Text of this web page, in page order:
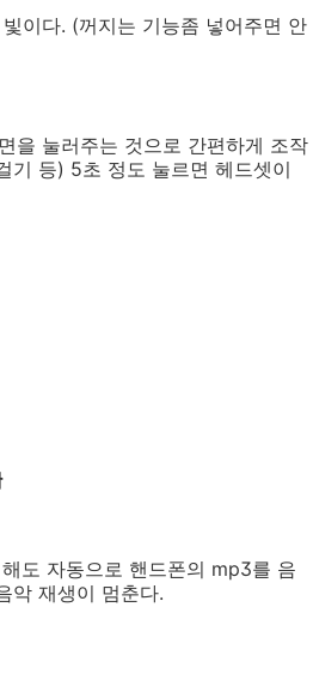
이다. (꺼지는 기능좀 넣어주면 안
을 눌러주는 것으로 간편하게 조작
기 등) 5초 정도 눌르면 헤드셋이
도 자동으로 핸드폰의 mp3를 음
악 재생이 멈춘다.